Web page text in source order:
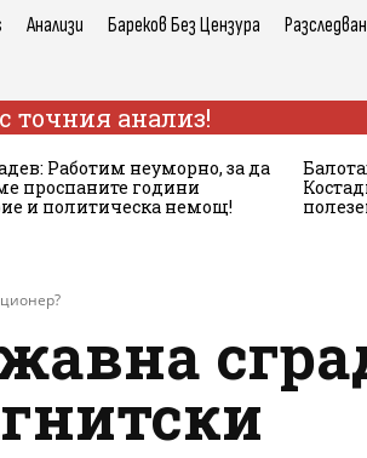
Анализи Бареков Без Цензура
точния анализ!
Работим неуморно, за да
проспаните години
и политическа немощ!